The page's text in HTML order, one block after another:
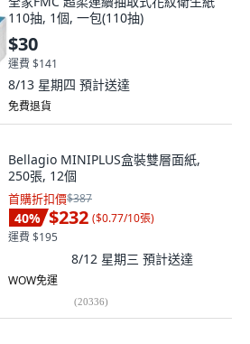
110抽, 1個, 一包(110抽)
$30
運費 $141
8/13 星期四 預計送達
免費退貨
Bellagio MINIPLUS盒裝雙層面紙,
250張, 12個
首購折扣價$387
40% $232 ($0.77/10張)
運費 $195
8/12 星期三 預計送達
WOW免運
(20336)